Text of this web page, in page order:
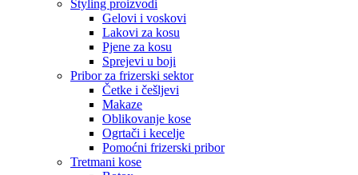
Styling proizvodi
Gelovi i voskovi
Lakovi za kosu
Pjene za kosu
Sprejevi u boji
Pribor za frizerski sektor
Četke i češljevi
Makaze
Oblikovanje kose
Ogrtači i kecelje
Pomoćni frizerski pribor
Tretmani kose